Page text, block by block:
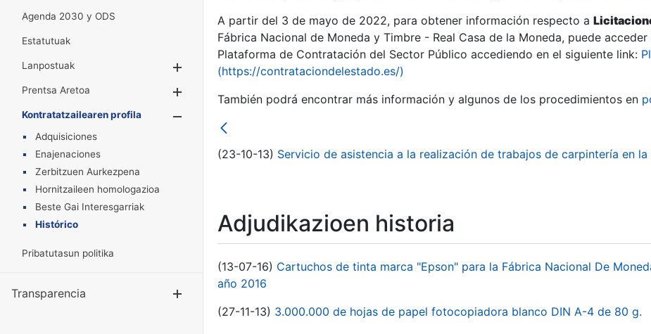
Agenda 2030 y ODS
Estatutuak
Lanpostuak
Erakutsi/Ezkutatu
Prentsa Aretoa
Erakutsi/Ezkutatu
Kontratatzailearen profila
Adquisiciones
Enajenaciones
Zerbitzuen Aurkezpena
Hornitzaileen homologazioa
Beste Gai Interesgarriak
Histórico
Pribatutasun politika
Transparencia
A partir del 3 de mayo de 2022, para obtener información respecto a
Fábrica Nacional de Moneda y Timbre - Real Casa de la Moneda, puede
Plataforma de Contratación del Sector Público accediendo en el siguiente link:
(https://contrataciondelestado.es/)
También podrá encontrar más información y algunos de los procedimientos en
(23-10-13) Servicio de asistencia a la realización de trabajos de carpintería en
Adjudikazioen historia
(13-07-16) Cartuchos de tinta marca "Epson" para la Fábrica Nacional De
año 2016
(27-11-13) 3.000.000 de hojas de papel fotocopiadora blanco DIN A-4 de 80 g.